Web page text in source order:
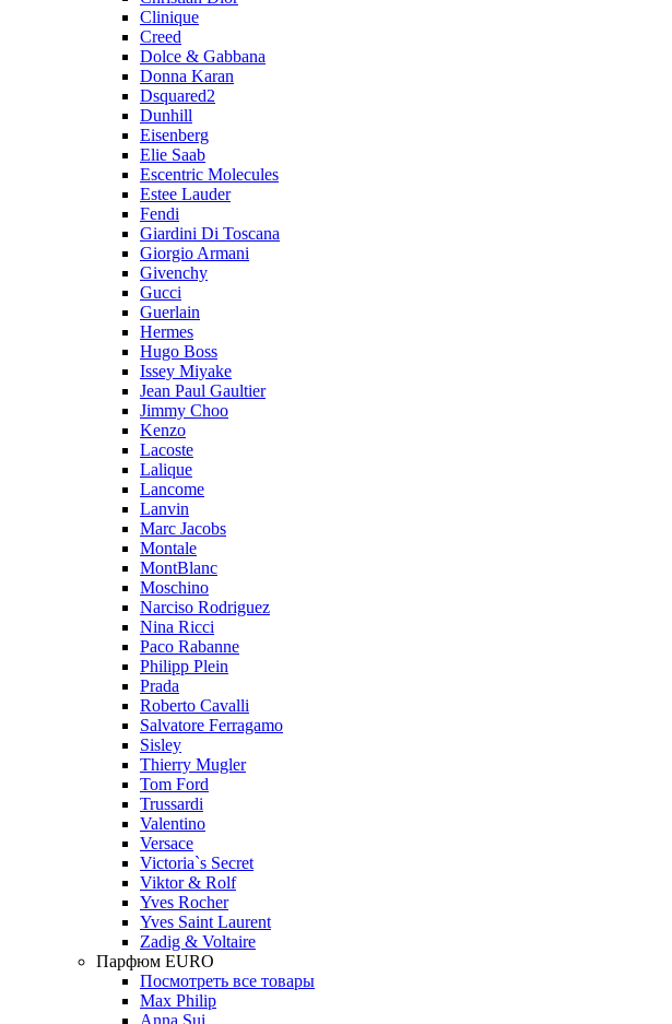
Clinique
Creed
Dolce & Gabbana
Donna Karan
Dsquared2
Dunhill
Eisenberg
Elie Saab
Escentric Molecules
Estee Lauder
Fendi
Giardini Di Toscana
Giorgio Armani
Givenchy
Gucci
Guerlain
Hermes
Hugo Boss
Issey Miyake
Jean Paul Gaultier
Jimmy Choo
Kenzo
Lacoste
Lalique
Lancome
Lanvin
Marc Jacobs
Montale
MontBlanc
Moschino
Narciso Rodriguez
Nina Ricci
Paco Rabanne
Philipp Plein
Prada
Roberto Cavalli
Salvatore Ferragamo
Sisley
Thierry Mugler
Tom Ford
Trussardi
Valentino
Versace
Victoria`s Secret
Viktor & Rolf
Yves Rocher
Yves Saint Laurent
Zadig & Voltaire
Парфюм EURO
Посмотреть все товары
Max Philip
Anna Sui